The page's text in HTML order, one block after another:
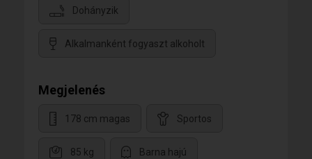
Dohányzik
Alkalmanként fogyaszt alkoholt
Megjelenés
178 cm magas Sportos
85 kg Barna hajú